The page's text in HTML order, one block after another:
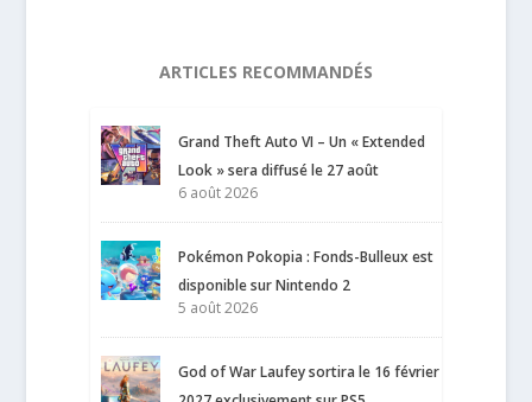
ARTICLES RECOMMANDÉS
Grand Theft Auto VI – Un « Extended
Look » sera diffusé le 27 août
6 août 2026
Pokémon Pokopia : Fonds-Bulleux est
disponible sur Nintendo 2
5 août 2026
God of War Laufey sortira le 16 février